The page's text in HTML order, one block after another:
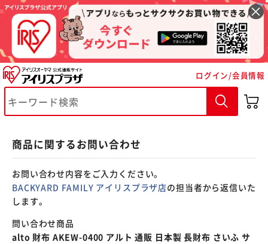
ログイン/会員情報
商品に関するお問い合わせ
お問い合わせ内容をご入力ください。
BACKYARD FAMILY アイリスプラザ店の担当者から返信いた
します。
問い合わせ商品
alto 財布 AKEW-0400 アルト 通販 日本製 長財布 さいふ サ
※ご確認ください
カートに入れる